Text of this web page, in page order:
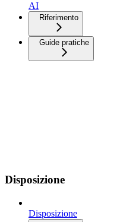
AI
Riferimento
Guide pratiche
Disposizione
Disposizione